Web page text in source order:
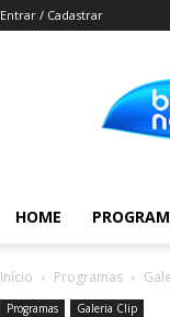
Entrar / Cadastrar
HOME
Início Programas
Programas Galeria Clip